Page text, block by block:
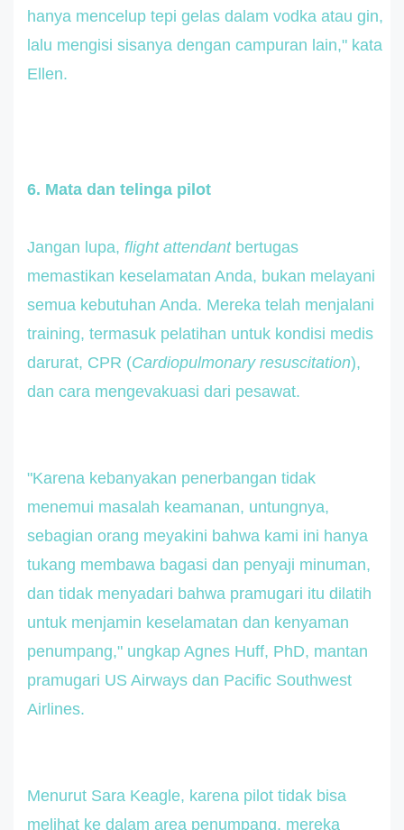
hanya mencelup tepi gelas dalam vodka atau gin,
lalu mengisi sisanya dengan campuran lain," kata
Ellen.
6. Mata dan telinga pilot
Jangan lupa, flight attendantbertugas
memastikan keselamatan Anda, bukan melayani
semua kebutuhan Anda. Mereka telah menjalani
training, termasuk pelatihan untuk kondisi medis
darurat, CPR (Cardiopulmonary resuscitation),
dan cara mengevakuasi dari pesawat.
"Karena kebanyakan penerbangan tidak
menemui masalah keamanan, untungnya,
sebagian orang meyakini bahwa kami ini hanya
tukang membawa bagasi dan penyaji minuman,
dan tidak menyadari bahwa pramugari itu dilatih
untuk menjamin keselamatan dan kenyaman
penumpang," ungkap Agnes Huff, PhD, mantan
pramugari US Airways dan Pacific Southwest
Airlines.
Menurut Sara Keagle, karena pilot tidak bisa
melihat ke dalam area penumpang, mereka